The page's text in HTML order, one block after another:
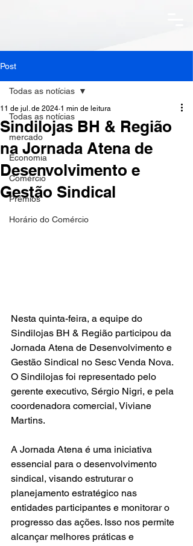
Post
Todas as notícias
mercado
Economia
Comércio
Prêmios
Horário do Comércio
Todas as notícias
Sindilojas BH & Região
na Jornada Atena de
Desenvolvimento e
Gestão Sindical
11 de jul. de 2024 1 min de leitura
Nesta quinta-feira, a equipe do
Sindilojas BH & Região participou da
Jornada Atena de Desenvolvimento e
Gestão Sindical no Sesc Venda Nova.
O Sindilojas foi representado pelo
gerente executivo, Sérgio Nigri, e pela
coordenadora comercial, Viviane
Martins.
A Jornada Atena é uma iniciativa
essencial para o desenvolvimento
sindical, visando estruturar o
planejamento estratégico nas
entidades participantes e monitorar o
progresso das ações. Isso nos permite
alcançar melhores práticas e